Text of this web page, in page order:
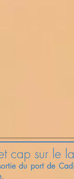
cap sur le
du port de